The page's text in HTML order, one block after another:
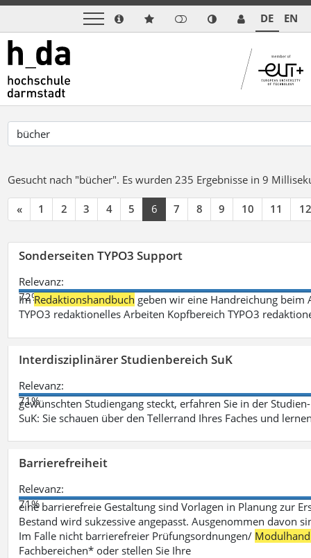
DE EN
Gesucht nach "bücher". Es wurden 235 Ergebnisse in 9
« 1 2 3 4 5 6 7 8 9 10 11 12
Sonderseiten TYPO3 Support
Relevanz:
72%
ImRedaktionshandbuch geben wir eine Handreichung beim
TYPO3 redaktionelles Arbeiten Kopfbereich TYPO3
Interdisziplinärer Studienbereich SuK
Relevanz:
71%
gewünschten Studiengang steckt, erfahren Sie in der
SuK: Sie schauen über den Tellerrand Ihres Faches und
Barrierefreiheit
Relevanz:
71%
eine barrierefreie Gestaltung sind Vorlagen in Planung zur
Bestand wird sukzessive angepasst. Ausgenommen davon
Im Falle nicht barrierefreier Prüfungsordnungen/
Fachbereichen* oder stellen Sie Ihre